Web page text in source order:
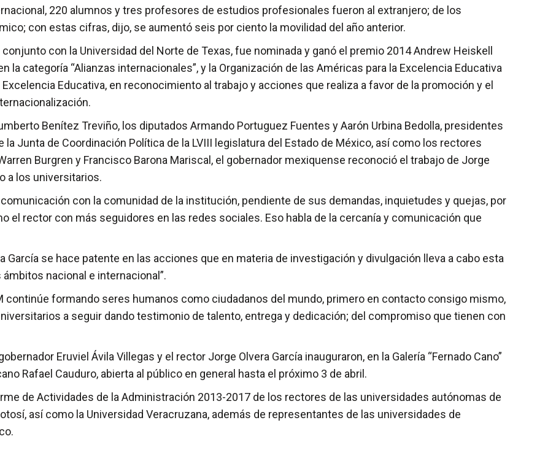
220 alumnos y tres profesores de estudios profesionales fueron al extranjero; de los
con estas cifras, dijo, se aumentó seis por ciento la movilidad del año anterior.
con la Universidad del Norte de Texas, fue nominada y ganó el premio 2014 Andrew Heiskell
categoría “Alianzas internacionales”, y la Organización de las Américas para la Excelencia Educativa
Educativa, en reconocimiento al trabajo y acciones que realiza a favor de la promoción y el
Benítez Treviño, los diputados Armando Portuguez Fuentes y Aarón Urbina Bedolla, presidentes
Junta de Coordinación Política de la LVIII legislatura del Estado de México, así como los rectores
Burgren y Francisco Barona Mariscal, el gobernador mexiquense reconoció el trabajo de Jorge
a los universitarios.
con la comunidad de la institución, pendiente de sus demandas, inquietudes y quejas, por
el rector con más seguidores en las redes sociales. Eso habla de la cercanía y comunicación que
García se hace patente en las acciones que en materia de investigación y divulgación lleva a cabo esta
nacional e internacional”.
continúe formando seres humanos como ciudadanos del mundo, primero en contacto consigo mismo,
a seguir dando testimonio de talento, entrega y dedicación; del compromiso que tienen con
Eruviel Ávila Villegas y el rector Jorge Olvera García inauguraron, en la Galería “Fernado Cano”
Rafael Cauduro, abierta al público en general hasta el próximo 3 de abril.
de Actividades de la Administración 2013-2017 de los rectores de las universidades autónomas de
así como la Universidad Veracruzana, además de representantes de las universidades de